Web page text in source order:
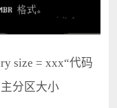
size = xxx“代码
分区大小